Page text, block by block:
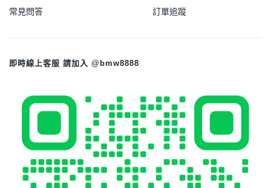
常見問答 訂單追蹤
即時線上客服 請加入 @bmw8888